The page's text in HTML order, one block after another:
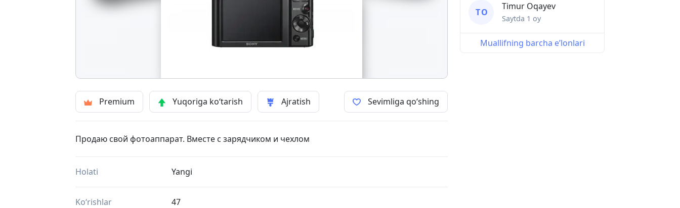
Premium Yuqoriga ko‘tarish Ajratish Sevimliga qo‘shing
Продаю свой фотоаппарат. Вместе с зарядчиком и чехлом
Holati Yangi
Ko‘rishlar
47
T O
Timur Oqayev
Saytda 1 oy
Muallifning barcha eʼlonlari